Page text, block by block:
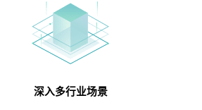
深入多行业场景